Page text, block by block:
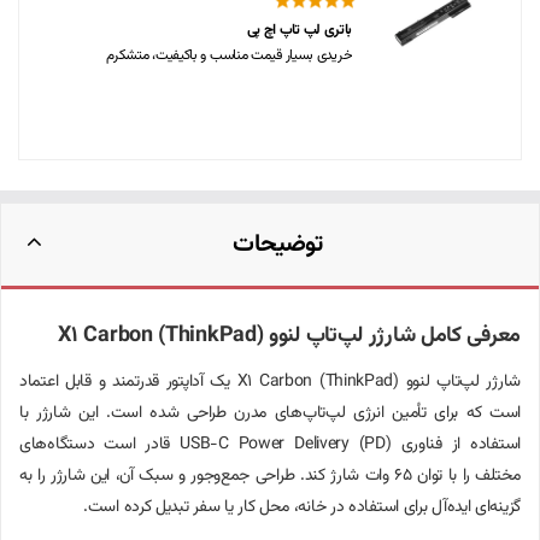
باتری لپ تاپ اچ پی
خریدی بسیار قیمت مناسب و باکیفیت، متشکرم
توضیحات
معرفی کامل شارژر لپ‌تاپ لنوو X1 Carbon (ThinkPad)
شارژر لپ‌تاپ لنوو X1 Carbon (ThinkPad) یک آداپتور قدرتمند و قابل اعتماد
است که برای تأمین انرژی لپ‌تاپ‌های مدرن طراحی شده است. این شارژر با
استفاده از فناوری USB-C Power Delivery (PD) قادر است دستگاه‌های
مختلف را با توان 65 وات شارژ کند. طراحی جمع‌وجور و سبک آن، این شارژر را به
گزینه‌ای ایده‌آل برای استفاده در خانه، محل کار یا سفر تبدیل کرده است.